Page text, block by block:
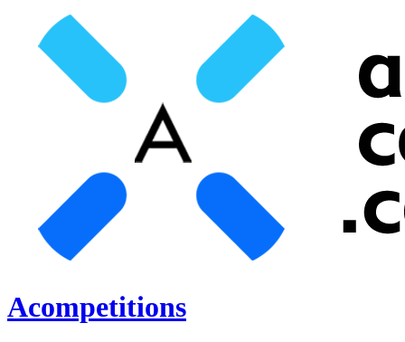
Acompetitions